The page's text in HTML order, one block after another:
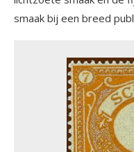
smaak bij een breed